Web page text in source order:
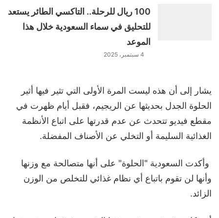
100 ريال للرحلة.. التاكسي الطائر يستعد
للتحليق في سماء السعودية خلال هذا
الموعد
4 سبتمبر، 2025
يشار إلى أن هذه ليست المرة الأولى التي تثير فيها أثير
الحلوة الجدل بحديثها عن الريجيم، فقبل أيام ظهرت في
مقطع فيديو تتحدث عن عدم قدرتها على اتباع الأنظمة
الغذائية السليمة أو التخلي عن الأصناف المفضلة.
وأكدت السعودية "الحلوة" على أنها متصالحة مع وزنها
وأنها لن تقوم باتباع أي نظام غذائي للتخلص من الوزن
الزائد.